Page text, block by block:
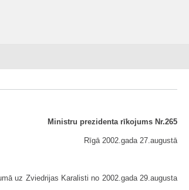
Ministru prezidenta rīkojums Nr.265
Rīgā 2002.gada 27.augustā
uz Zviedrijas Karalisti no 2002.gada 29.augusta